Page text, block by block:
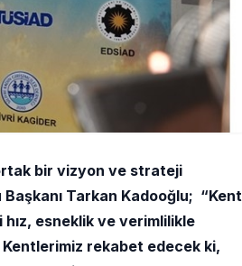
bir vizyon ve strateji
Tarkan Kadooğlu; “Kent
esneklik ve verimlilikle
rekabet edecek ki,